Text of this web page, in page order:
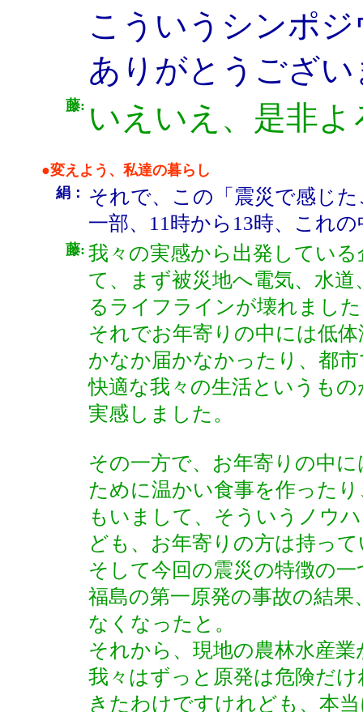
こういうシンポ
ありがとうござ
藤: いえいえ、是非
●変えよう、私達の暮らし
絹：
それで、この「震災で感じ
一部、11時から13時、これ
藤: 我々の実感から出発してい
て、まず被災地へ電気、水
るライフラインが壊れまし
それでお年寄りの中には低
かなか届かなかったり、都
快適な我々の生活というも
実感しました。
その一方で、お年寄りの中
ために温かい食事を作った
もいまして、そういうノウ
ども、お年寄りの方は持っ
そして今回の震災の特徴の
福島の第一原発の事故の結
なくなったと。
それから、現地の農林水産
我々はずっと原発は危険だ
きたわけですけれども、本